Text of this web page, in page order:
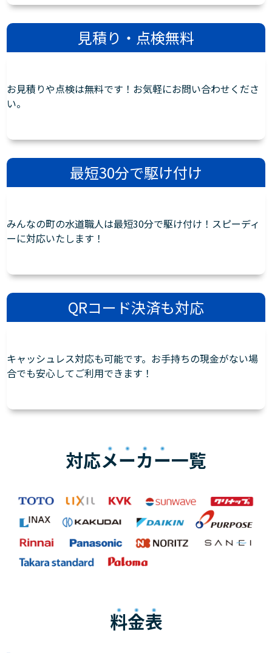
見積り・点検無料
お見積りや点検は無料です！お気軽にお問い合わせくださ
い。
最短30分で駆け付け
みんなの町の水道職人は最短30分で駆け付け！スピーディ
ーに対応いたします！
QRコード決済も対応
キャッシュレス対応も可能です。お手持ちの現金がない場
合でも安心してご利用できます！
対応メーカー一覧
料金表